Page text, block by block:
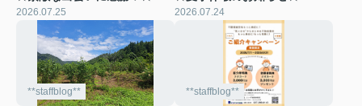
2026.07.25 2026.07.24
**staffblog** **staffblog**